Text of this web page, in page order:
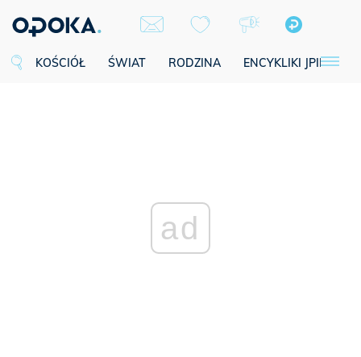
KOŚCIÓŁ ŚWIAT RODZINA ENCYKLIKI JPII
ad